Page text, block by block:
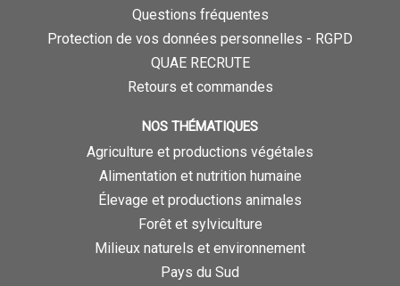
Questions fréquentes
Protection de vos données personnelles - RGPD
QUAE RECRUTE
Retours et commandes
NOS THÉMATIQUES
Agriculture et productions végétales
Alimentation et nutrition humaine
Élevage et productions animales
Forêt et sylviculture
Milieux naturels et environnement
Pays du Sud